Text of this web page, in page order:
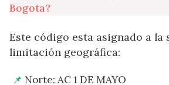
Bogota?
Este código esta asignado a la
limitación geográfica:
Norte: AC 1 DE MAYO